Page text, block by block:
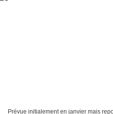
Prévue initialement en janvier mais